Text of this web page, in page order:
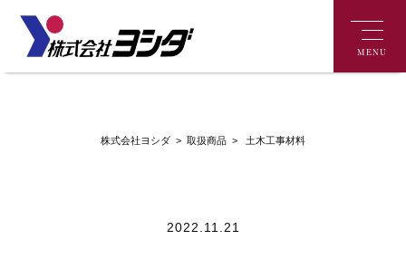
MENU
株式会社ヨシダ > 取扱商品 > 土木工事材料
2022.11.21